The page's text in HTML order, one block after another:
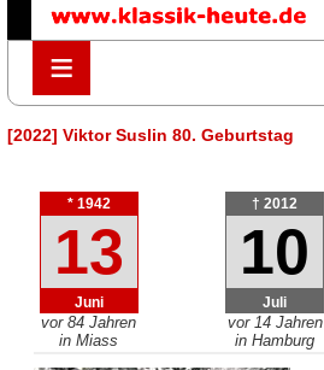
≡
≡
[2022] Viktor Suslin 80. Geburtstag
* 1942
13
Juni
vor 84 Jahren
in Miass
† 2012
10
Juli
vor 14 Jahren
in Hamburg